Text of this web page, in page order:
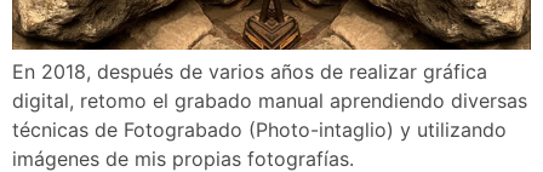
En 2018, después de varios años de realizar gráfica
digital, retomo el grabado manual aprendiendo diversas
técnicas de Fotograbado (Photo-intaglio) y utilizando
imágenes de mis propias fotografı́as.